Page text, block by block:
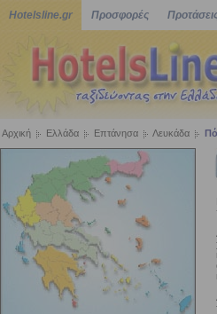
Hotelsline.gr Προσφορές
Αρχική Ελλάδα Επτάνησα Λευκάδα